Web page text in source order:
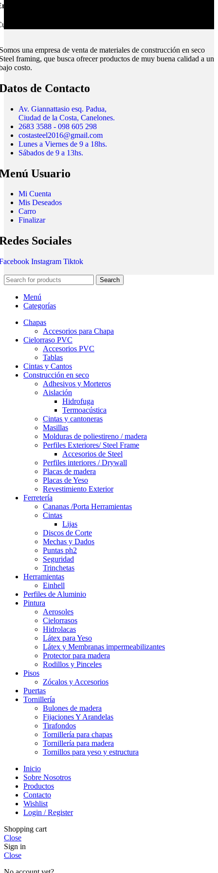
Montevideo e Interior.
todo el país.
una empresa de venta de materiales de construcción en seco
framing, que busca ofrecer productos de muy buena calidad a un
costo.
de Contacto
Av. Giannattasio esq. Padua,
Ciudad de la Costa, Canelones.
2683 3588 - 098 605 298
costasteel2016@gmail.com
Lunes a Viernes de 9 a 18hs.
Sábados de 9 a 13hs.
Usuario
Mi Cuenta
Mis Deseados
Carro
Finalizar
Sociales
Instagram Tiktok
Search
Menú
Categorías
Chapas
Accesorios para Chapa
Cielorraso PVC
Accesorios PVC
Tablas
Cintas y Cantos
Construcción en seco
Adhesivos y Morteros
Aislación
Hidrofuga
Termoacústica
Cintas y cantoneras
Masillas
Molduras de poliestireno / madera
Perfiles Exteriores/ Steel Frame
Accesorios de Steel
Perfiles interiores / Drywall
Placas de madera
Placas de Yeso
Revestimiento Exterior
Ferretería
Cananas /Porta Herramientas
Cintas
Lijas
Discos de Corte
Mechas y Dados
Puntas ph2
Seguridad
Trinchetas
Herramientas
Einhell
Perfiles de Aluminio
Pintura
Aerosoles
Cielorrasos
Hidrolacas
Látex para Yeso
Látex y Membranas impermeabilizantes
Protector para madera
Rodillos y Pinceles
Pisos
Zócalos y Accesorios
Puertas
Tornillería
Bulones de madera
Fijaciones Y Arandelas
Tirafondos
Tornillería para chapas
Tornillería para madera
Tornillos para yeso y estructura
Inicio
Sobre Nosotros
Productos
Contacto
Wishlist
Login / Register
Shopping cart
Close
Sign in
Close